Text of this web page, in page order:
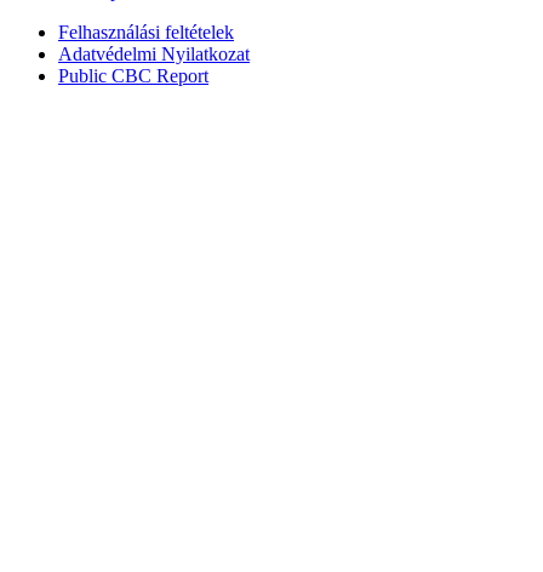
Felhasználási feltételek
Adatvédelmi Nyilatkozat
Public CBC Report